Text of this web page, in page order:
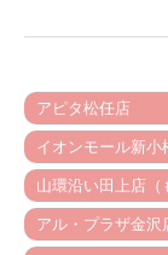
アピタ松任店
イオンモール新小
山環沿い田上店（
アル・プラザ金沢